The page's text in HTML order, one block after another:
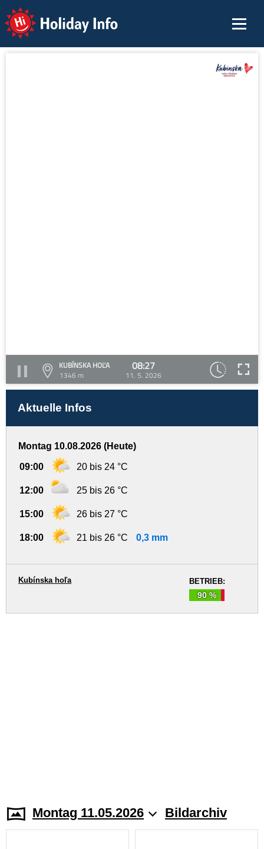
Holiday Info
KUBÍNSKA HOĽA
1346 m
08:27
11. 5. 2026
Aktuelle Infos
Montag 10.08.2026 (Heute)
09:00 20 bis 24 °C
12:00 25 bis 26 °C
15:00 26 bis 27 °C
18:00 21 bis 26 °C 0,3 mm
BETRIEB:
90 %
Kubínska hoľa
Montag 11.05.2026 Bildarchiv